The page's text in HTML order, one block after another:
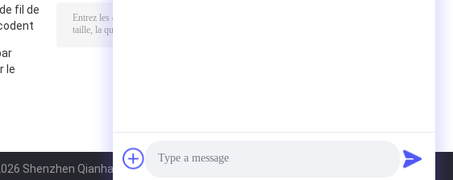
fil de
le
Shenzhen Qianhai Lensen Technology Co., Ltd. All Rights Reserved.